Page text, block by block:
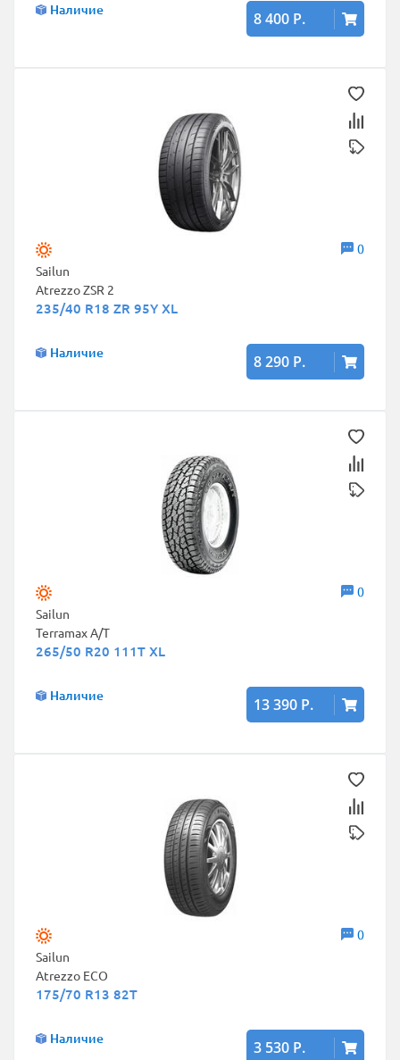
Наличие 8 400 Р.
0
Sailun
Atrezzo ZSR 2
235/40 R18 ZR 95Y XL
Наличие 8 290 Р.
0
Sailun
Terramax A/T
265/50 R20 111T XL
Наличие 13 390 Р.
0
Sailun
Atrezzo ECO
175/70 R13 82T
Наличие 3 530 Р.